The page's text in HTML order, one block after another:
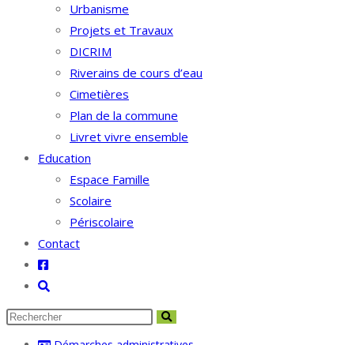
Urbanisme
Projets et Travaux
DICRIM
Riverains de cours d’eau
Cimetières
Plan de la commune
Livret vivre ensemble
Education
Espace Famille
Scolaire
Périscolaire
Contact
Toggle
website
search